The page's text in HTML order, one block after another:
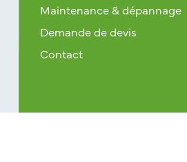
Maintenance & dépannage
Demande de devis
Contact